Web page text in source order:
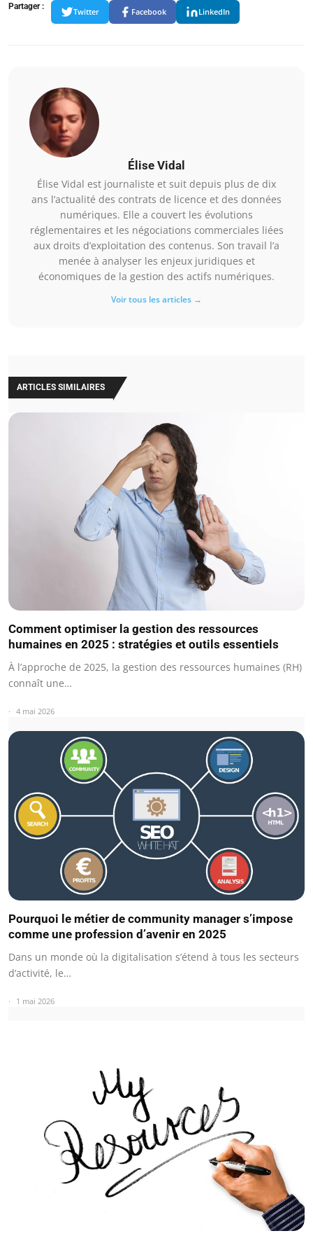
Partager :
Twitter Facebook LinkedIn
Élise Vidal
Élise Vidal est journaliste et suit depuis plus de dix
ans l’actualité des contrats de licence et des données
numériques. Elle a couvert les évolutions
réglementaires et les négociations commerciales liées
aux droits d’exploitation des contenus. Son travail l’a
menée à analyser les enjeux juridiques et
économiques de la gestion des actifs numériques.
Voir tous les articles →
ARTICLES SIMILAIRES
Comment optimiser la gestion des ressources
humaines en 2025 : stratégies et outils essentiels
À l’approche de 2025, la gestion des ressources humaines (RH)
connaît une…
4 mai 2026
Pourquoi le métier de community manager s’impose
comme une profession d’avenir en 2025
Dans un monde où la digitalisation s’étend à tous les secteurs
d’activité, le…
1 mai 2026